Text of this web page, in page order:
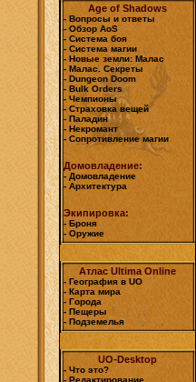
Age of Shadows
- Вопросы и ответы
- Обзор AoS
- Система боя
- Система магии
- Новые земли: Малас
- Малас. Секреты
- Dungeon Doom
- Bulk Orders
- Чемпионы
- Страховка вещей
- Паладин
- Некромант
- Сопротивление магии
Домовладение:
- Домовладение
- Архитектура
Экипировка:
- Броня
- Оружие
Атлас Ultima Online
- География в UO
- Карта мира
- Города
- Пещеры
- Подземелья
UO-Desktop
- Что это?
- Редактирование